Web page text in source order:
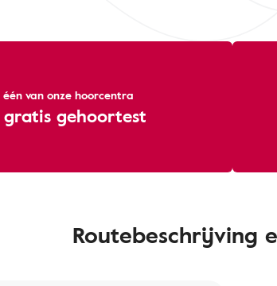
van onze hoorcentra
gratis gehoortest
Routebeschrijving